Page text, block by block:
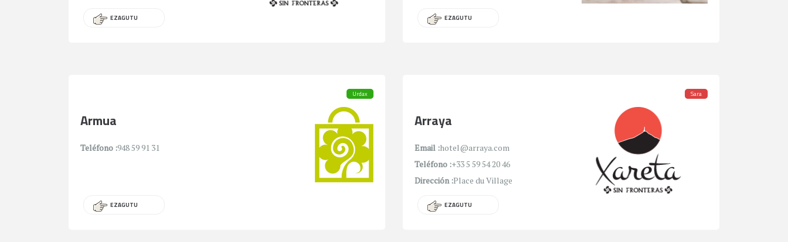
EZAGUTU EZAGUTU
Urdax
Armua
Teléfono :948 59 91 31
EZAGUTU
Sara
Arraya
Email :hotel@arraya.com
Teléfono :+33 5 59 54 20 46
Dirección :Place du Village
EZAGUTU